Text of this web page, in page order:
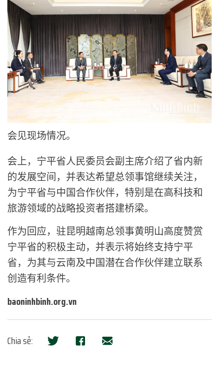
会见现场情况。
会上，宁平省人民委员会副主席介绍了省内新
的发展空间，并表达希望总领事馆继续关注，
为宁平省与中国合作伙伴，特别是在高科技和
旅游领域的战略投资者搭建桥梁。
作为回应，驻昆明越南总领事黄明山高度赞赏
宁平省的积极主动，并表示将始终支持宁平
省，为其与云南及中国潜在合作伙伴建立联系
创造有利条件。
baoninhbinh.org.vn
Chia sẻ: